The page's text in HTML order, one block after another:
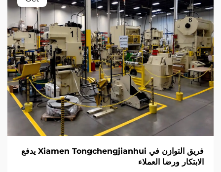
فريق التوازن في Xiamen Tongchengjianhui يدفع
الابتكار ورضا العملاء